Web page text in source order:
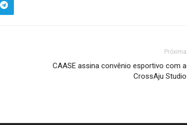
Próxima
CAASE assina convênio esportivo com a
CrossAju Studio